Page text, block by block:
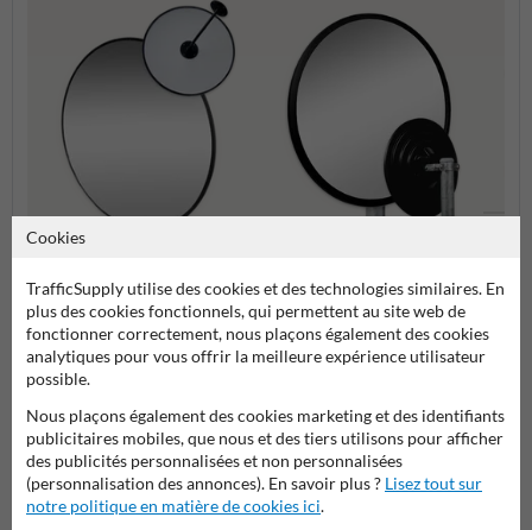
Processus de production et
atelier
Entrepôt et chariot élévateur
Miroir de sécurité
Poser votre question à MiroirdeCirculation.be
Nom*
Cookies
TrafficSupply utilise des cookies et des technologies similaires. En
plus des cookies fonctionnels, qui permettent au site web de
fonctionner correctement, nous plaçons également des cookies
analytiques pour vous offrir la meilleure expérience utilisateur
possible.
Nous plaçons également des cookies marketing et des identifiants
publicitaires mobiles, que nous et des tiers utilisons pour afficher
des publicités personnalisées et non personnalisées
(personnalisation des annonces). En savoir plus ? Lisez tout sur
notre politique en matière de cookies ici.